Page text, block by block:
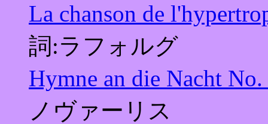
La chanson de
詞:ラフォルグ
Hymne an die Nacht
ノヴァーリス